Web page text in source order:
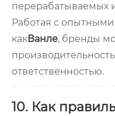
перерабатываемых
Работая с
какВанле, бренды
ответственностью.
10. Как